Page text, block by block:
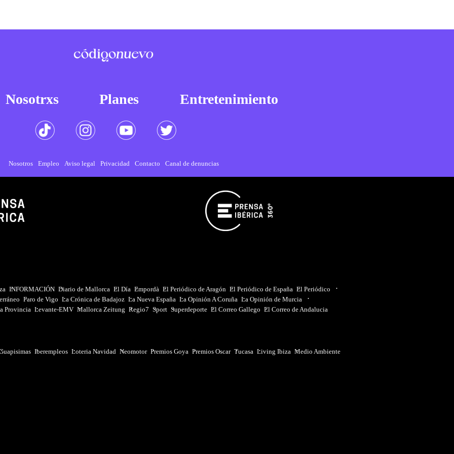
Nosotrxs Planes Entretenimiento
Nosotros Empleo Aviso legal Privacidad Contacto Canal de denuncias
INFORMACIÓN Diario de Mallorca El Día Empordà El Periódico de Aragón El Periódico de España El Periódico
Faro de Vigo La Crónica de Badajoz La Nueva España La Opinión A Coruña La Opinión de Murcia
Provincia Levante-EMV Mallorca Zeitung Regio7 Sport Superdeporte El Correo Gallego El Correo de Andalucia
Iberempleos Loteria Navidad Neomotor Premios Goya Premios Oscar Tucasa Living Ibiza Medio Ambiente